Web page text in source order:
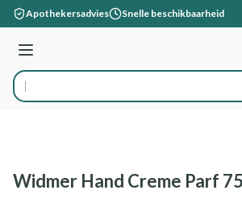
Ga naar de inhoud
Apothekersadvies Snelle beschikbaarheid
Menu
Product, merk, categorie...
Widmer Hand Creme Parf